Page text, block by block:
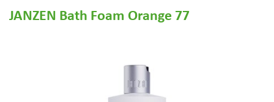
JANZEN Bath Foam Orange 77